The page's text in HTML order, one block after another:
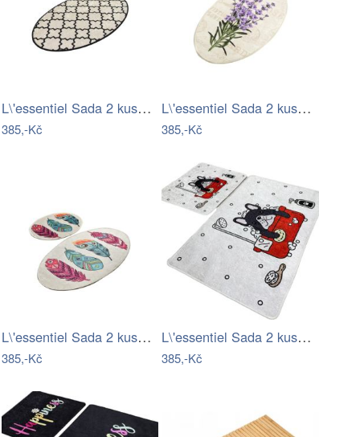
L\'essentiel Sada 2 kusů koupelnových…
385,-Kč
L\'essentiel Sada 2 kusů koupelnových…
385,-Kč
L\'essentiel Sada 2 kusů koupelnových…
385,-Kč
L\'essentiel Sada 2 kusů koupelnových…
385,-Kč